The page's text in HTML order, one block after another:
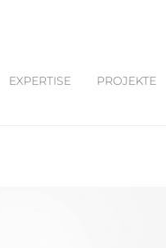
EXPERTISE PROJEKTE